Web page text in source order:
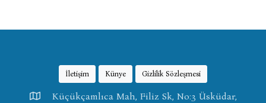
İletişim Künye Gizlilik Sözleşmesi
Küçükçamlıca Mah, Filiz Sk, No:3 Üsküdar,